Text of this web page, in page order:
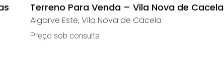
Terreno Para Venda – Vila Nova de Cacela
Algarve Este, Vila Nova de Cacela
Preço sob consulta